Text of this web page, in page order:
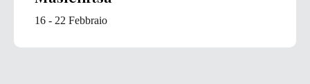
16 - 22 Febbraio